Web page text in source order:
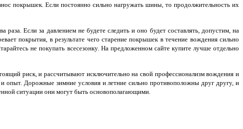
покрышек. Если постоянно сильно нагружать шины, то продолжительность их
Если за давлением не будете следить и оно будет составлять, допустим, на
покрытия, в результате чего старение покрышек в течение вождения сильно
не покупать всесезонку. На предложенном сайте купите лучше отдельно
риск, и рассчитывают исключительно на свой профессионализм вождения и
опыт. Дорожные зимние условия и летние сильно противоположны друг другу, и
ситуации они могут быть основополагающими.